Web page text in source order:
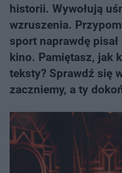
historii. Wywołują
wzruszenia.
sport naprawdę
kino. Pamiętasz, jak
teksty? Sprawdź się
zaczniemy, a ty